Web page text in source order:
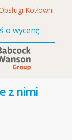
Kotłowni
o wycenę
z nimi